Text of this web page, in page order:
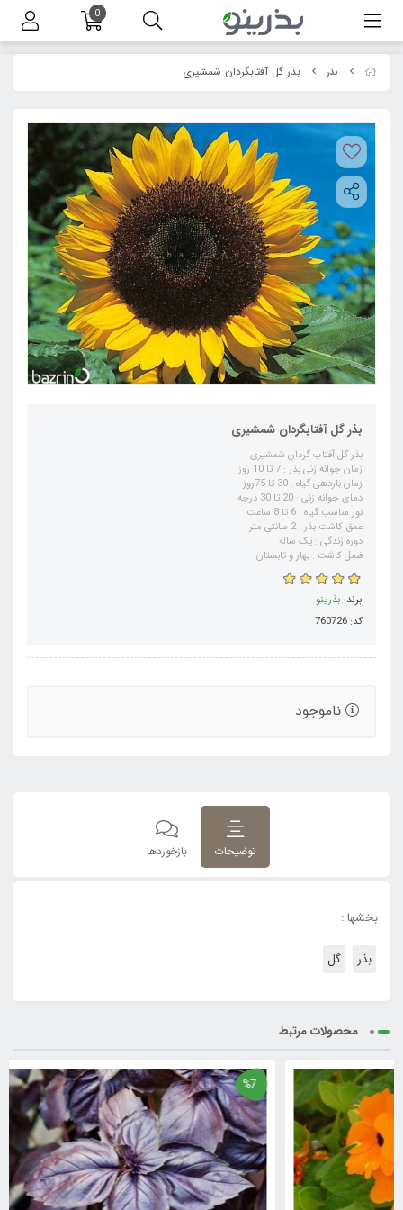
بذر بذر گل آفتابگردان شمشیری
بذر گل آفتابگردان شمشیری
بذر گل آفتاب گردان شمشیری
زمان جوانه زنی بذر : 7 تا 10 روز
زمان باردهی گیاه : 30 تا 75روز
دمای جوانه زنی : 20 تا 30 درجه
نور مناسب گیاه : 6 تا 8 ساعت
عمق کاشت بذر : 2 سانتی متر
دوره زندگی : یک ساله
فصل کاشت : بهار و تابستان
برند: بذرینو
کد: 760726
ناموجود
توضیحات بازخوردها
بخشها :
بذر گل
محصولات مرتبط
%7
%7
0